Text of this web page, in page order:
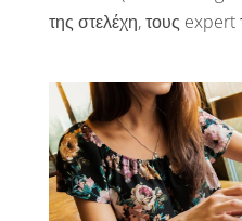
της στελέχη, τους expert